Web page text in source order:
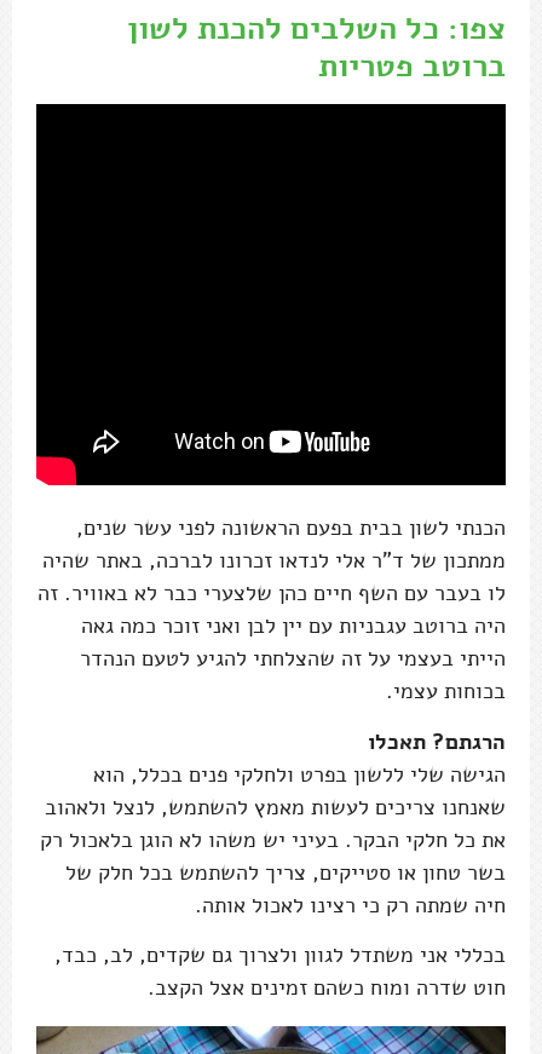
צפו: כל השלבים להכנת לשון
ברוטב פטריות
הכנתי לשון בבית בפעם הראשונה לפני עשר שנים,
ממתכון של ד"ר אלי לנדאו זכרונו לברכה, באתר שהיה
לו בעבר עם השף חיים כהן שלצערי כבר לא באוויר. זה
היה ברוטב עגבניות עם יין לבן ואני זוכר כמה גאה
הייתי בעצמי על זה שהצלחתי להגיע לטעם הנהדר
בכוחות עצמי.
הרגתם? תאכלו
הגישה שלי ללשון בפרט ולחלקי פנים בכלל, הוא
שאנחנו צריכים לעשות מאמץ להשתמש, לנצל ולאהוב
את כל חלקי הבקר. בעיני יש משהו לא הוגן בלאכול רק
בשר טחון או סטייקים, צריך להשתמש בכל חלק של
חיה שמתה רק כי רצינו לאכול אותה.
בכללי אני משתדל לגוון ולצרוך גם שקדים, לב, כבד,
חוט שדרה ומוח כשהם זמינים אצל הקצב.